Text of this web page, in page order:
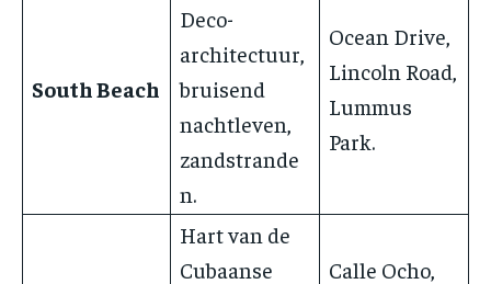
South Beach
Deco-
architectuur,
bruisend
nachtleven,
zandstrande
n.
Ocean Drive,
Lincoln Road,
Lummus
Park.
Hart van de
Cubaanse
Calle Ocho,